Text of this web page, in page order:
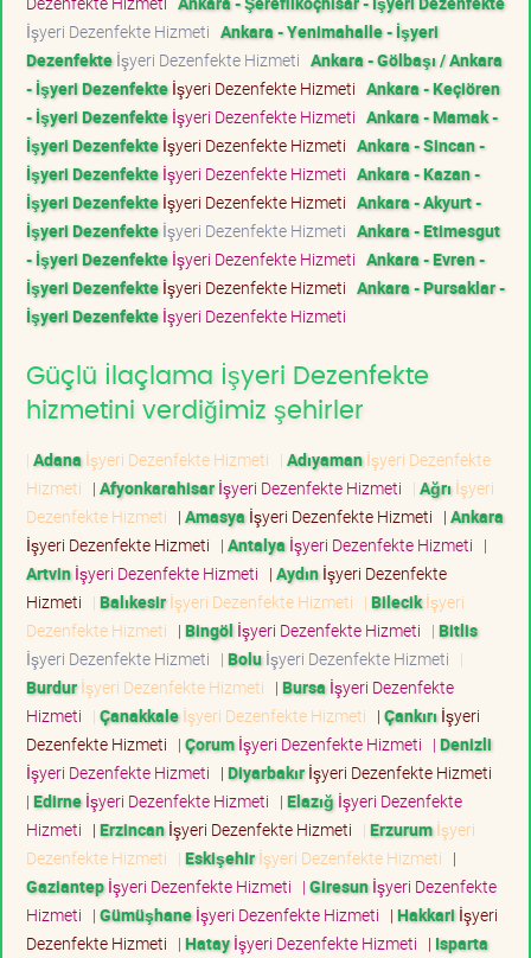
İşyeri Dezenfekte Hizmeti Ankara - Yenimahalle - İşyeri
Dezenfekteİşyeri Dezenfekte Hizmeti Ankara - Gölbaşı / Ankara
- İşyeri Dezenfekteİşyeri Dezenfekte Hizmeti Ankara - Keçiören
- İşyeri Dezenfekteİşyeri Dezenfekte Hizmeti Ankara - Mamak -
İşyeri Dezenfekteİşyeri Dezenfekte Hizmeti Ankara - Sincan -
İşyeri Dezenfekteİşyeri Dezenfekte Hizmeti Ankara - Kazan -
İşyeri Dezenfekteİşyeri Dezenfekte Hizmeti Ankara - Akyurt -
İşyeri Dezenfekteİşyeri Dezenfekte Hizmeti Ankara - Etimesgut
- İşyeri Dezenfekteİşyeri Dezenfekte Hizmeti Ankara - Evren -
İşyeri Dezenfekteİşyeri Dezenfekte Hizmeti Ankara - Pursaklar -
İşyeri Dezenfekteİşyeri Dezenfekte Hizmeti
Güçlü İlaçlama İşyeri Dezenfekte
hizmetini verdiğimiz şehirler
| Adana İşyeri Dezenfekte Hizmeti | Adıyamanİşyeri Dezenfekte
Hizmeti | Afyonkarahisarİşyeri Dezenfekte Hizmeti | Ağrı İşyeri
Dezenfekte Hizmeti | Amasya İşyeri Dezenfekte Hizmeti | Ankara
İşyeri Dezenfekte Hizmeti | Antalya İşyeri Dezenfekte Hizmeti |
Artvinİşyeri Dezenfekte Hizmeti | Aydınİşyeri Dezenfekte
Hizmeti | Balıkesirİşyeri Dezenfekte Hizmeti | Bilecikİşyeri
Dezenfekte Hizmeti | Bingöl İşyeri Dezenfekte Hizmeti | Bitlis
İşyeri Dezenfekte Hizmeti | Boluİşyeri Dezenfekte Hizmeti |
Burdurİşyeri Dezenfekte Hizmeti | Bursa İşyeri Dezenfekte
Hizmeti | Çanakkaleİşyeri Dezenfekte Hizmeti | Çankırı İşyeri
Dezenfekte Hizmeti | Çorumİşyeri Dezenfekte Hizmeti | Denizli
İşyeri Dezenfekte Hizmeti | Diyarbakırİşyeri Dezenfekte Hizmeti
| Edirneİşyeri Dezenfekte Hizmeti | Elazığ İşyeri Dezenfekte
Hizmeti | Erzincanİşyeri Dezenfekte Hizmeti | Erzurumİşyeri
Dezenfekte Hizmeti | Eskişehirİşyeri Dezenfekte Hizmeti |
Gaziantepİşyeri Dezenfekte Hizmeti | Giresunİşyeri Dezenfekte
Hizmeti | Gümüşhaneİşyeri Dezenfekte Hizmeti | Hakkari İşyeri
Dezenfekte Hizmeti | Hatayİşyeri Dezenfekte Hizmeti | Isparta